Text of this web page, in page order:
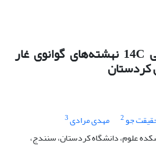
ژئوشیمی و سن سنجی 14C نهشته‏‏‌های گوانوی غار
کردستان
جو2 مهدی مرادی3
علوم، دانشگاه کردستان، سنندج،